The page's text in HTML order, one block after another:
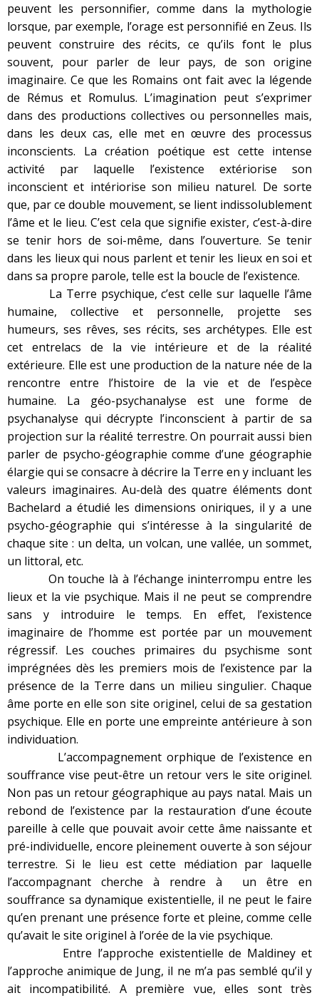
peuvent les personnifier, comme dans la mythologie
lorsque, par exemple, l’orage est personnifié en Zeus. Ils
peuvent construire des récits, ce qu’ils font le plus
souvent, pour parler de leur pays, de son origine
imaginaire. Ce que les Romains ont fait avec la légende
de Rémus et Romulus. L’imagination peut s’exprimer
dans des productions collectives ou personnelles mais,
dans les deux cas, elle met en œuvre des processus
inconscients. La création poétique est cette intense
activité par laquelle l’existence extériorise son
inconscient et intériorise son milieu naturel. De sorte
que, par ce double mouvement, se lient indissolublement
l’âme et le lieu. C’est cela que signifie exister, c’est-à-dire
se tenir hors de soi-même, dans l’ouverture. Se tenir
dans les lieux qui nous parlent et tenir les lieux en soi et
dans sa propre parole, telle est la boucle de l’existence.
La Terre psychique, c’est celle sur laquelle l’âme
humaine, collective et personnelle, projette ses
humeurs, ses rêves, ses récits, ses archétypes. Elle est
cet entrelacs de la vie intérieure et de la réalité
extérieure. Elle est une production de la nature née de la
rencontre entre l’histoire de la vie et de l’espèce
humaine. La géo-psychanalyse est une forme de
psychanalyse qui décrypte l’inconscient à partir de sa
projection sur la réalité terrestre. On pourrait aussi bien
parler de psycho-géographie comme d’une géographie
élargie qui se consacre à décrire la Terre en y incluant les
valeurs imaginaires. Au-delà des quatre éléments dont
Bachelard a étudié les dimensions oniriques, il y a une
psycho-géographie qui s’intéresse à la singularité de
chaque site : un delta, un volcan, une vallée, un sommet,
un littoral, etc.
On touche là à l’échange ininterrompu entre les
lieux et la vie psychique. Mais il ne peut se comprendre
sans y introduire le temps. En effet, l’existence
imaginaire de l’homme est portée par un mouvement
régressif. Les couches primaires du psychisme sont
imprégnées dès les premiers mois de l’existence par la
présence de la Terre dans un milieu singulier. Chaque
âme porte en elle son site originel, celui de sa gestation
psychique. Elle en porte une empreinte antérieure à son
individuation.
L’accompagnement orphique de l’existence en
souffrance vise peut-être un retour vers le site originel.
Non pas un retour géographique au pays natal. Mais un
rebond de l’existence par la restauration d’une écoute
pareille à celle que pouvait avoir cette âme naissante et
pré-individuelle, encore pleinement ouverte à son séjour
terrestre. Si le lieu est cette médiation par laquelle
l’accompagnant cherche à rendre à un être en
souffrance sa dynamique existentielle, il ne peut le faire
qu’en prenant une présence forte et pleine, comme celle
qu’avait le site originel à l’orée de la vie psychique.
Entre l’approche existentielle de Maldiney et
l’approche animique de Jung, il ne m’a pas semblé qu’il y
ait incompatibilité. A première vue, elles sont très